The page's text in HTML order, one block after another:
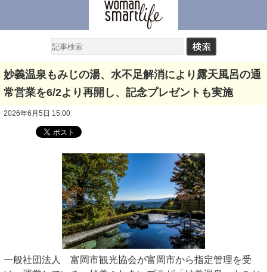
妙義温泉もみじの湯、水不足解消により露天風呂の通
常営業を6/2より再開し、記念プレゼントも実施
2026年6月5日 15:00
一般社団法人 富岡市観光協会が富岡市から指定管理を受